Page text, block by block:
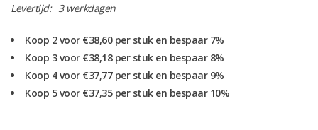
Levertijd: 3 werkdagen
Koop 2 voor €38,60 per stuk en bespaar 7%
Koop 3 voor €38,18 per stuk en bespaar 8%
Koop 4 voor €37,77 per stuk en bespaar 9%
Koop 5 voor €37,35 per stuk en bespaar 10%